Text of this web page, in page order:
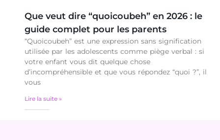
Que veut dire “quoicoubeh” en 2026 : le
guide complet pour les parents
“Quoicoubeh” est une expression sans signification
utilisée par les adolescents comme piège verbal : si
votre enfant vous dit quelque chose
d’incompréhensible et que vous répondez “quoi ?”, il
vous
Lire la suite »